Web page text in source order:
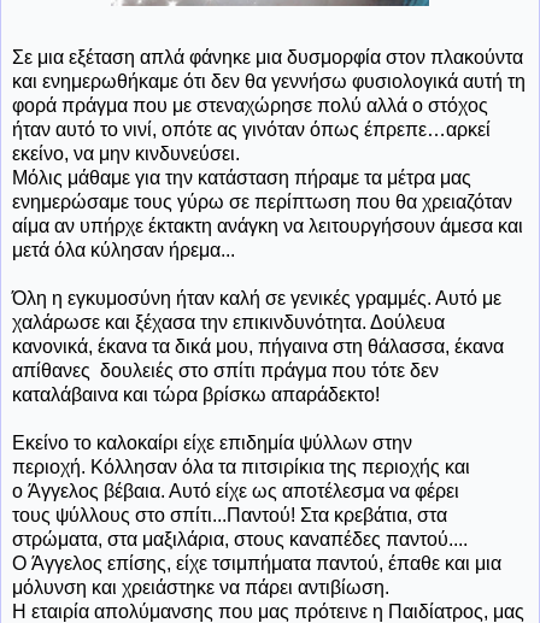
Σε μια εξέταση απλά φάνηκε μια δυσμορφία στον πλακούντα
και ενημερωθήκαμε ότι δεν θα γεννήσω φυσιολογικά αυτή τη
φορά πράγμα που με στεναχώρησε πολύ αλλά ο στόχος
ήταν αυτό το νινί, οπότε ας γινόταν όπως έπρεπε…αρκεί
εκείνο, να μην κινδυνεύσει.
Μόλις μάθαμε για την κατάσταση πήραμε τα μέτρα μας
ενημερώσαμε τους γύρω σε περίπτωση που θα χρειαζόταν
αίμα αν υπήρχε έκτακτη ανάγκη να λειτουργήσουν άμεσα και
μετά όλα κύλησαν ήρεμα...
Όλη η εγκυμοσύνη ήταν καλή σε γενικές γραμμές. Αυτό με
χαλάρωσε και ξέχασα την επικινδυνότητα. Δούλευα
κανονικά, έκανα τα δικά μου, πήγαινα στη θάλασσα, έκανα
απίθανες δουλειές στο σπίτι πράγμα που τότε δεν
καταλάβαινα και τώρα βρίσκω απαράδεκτο!
Εκείνο το καλοκαίρι είχε επιδημία ψύλλων στην
περιοχή. Κόλλησαν όλα τα πιτσιρίκια της περιοχής και
ο Άγγελος βέβαια. Αυτό είχε ως αποτέλεσμα να φέρει
τους ψύλλους στο σπίτι...Παντού! Στα κρεβάτια, στα
στρώματα, στα μαξιλάρια, στους καναπέδες παντού....
Ο Άγγελος επίσης, είχε τσιμπήματα παντού, έπαθε και μια
μόλυνση και χρειάστηκε να πάρει αντιβίωση.
Η εταιρία απολύμανσης που μας πρότεινε η Παιδίατρος, μας